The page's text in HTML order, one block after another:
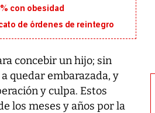
con obesidad
de órdenes de reintegro
concebir un hijo; sin
quedar embarazada, y
y culpa. Estos
los meses y años por la